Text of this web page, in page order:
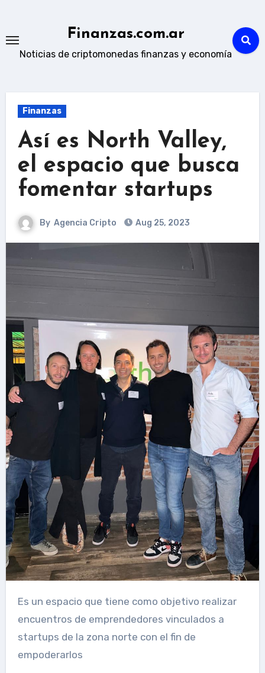
content
Finanzas.com.ar
Noticias de criptomonedas finanzas y economía
Finanzas
Así es North Valley,
el espacio que busca
fomentar startups
By Agencia Cripto Aug 25, 2023
Es un espacio que tiene como objetivo realizar
encuentros de emprendedores vinculados a
startups de la zona norte con el fin de
empoderarlos